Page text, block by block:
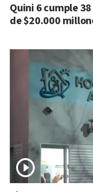
Quini 6 cumple
de $20.000